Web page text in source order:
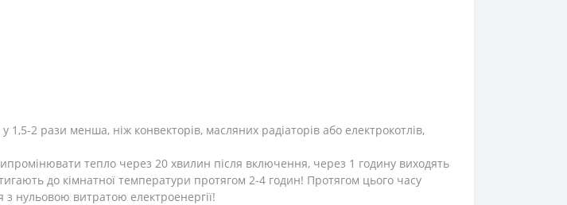
2 рази менша, ніж конвекторів, масляних радіаторів або електрокотлів,
тепло через 20 хвилин після включення, через 1 годину виходять
до кімнатної температури протягом 2-4 годин! Протягом цього часу
нульовою витратою електроенергії!